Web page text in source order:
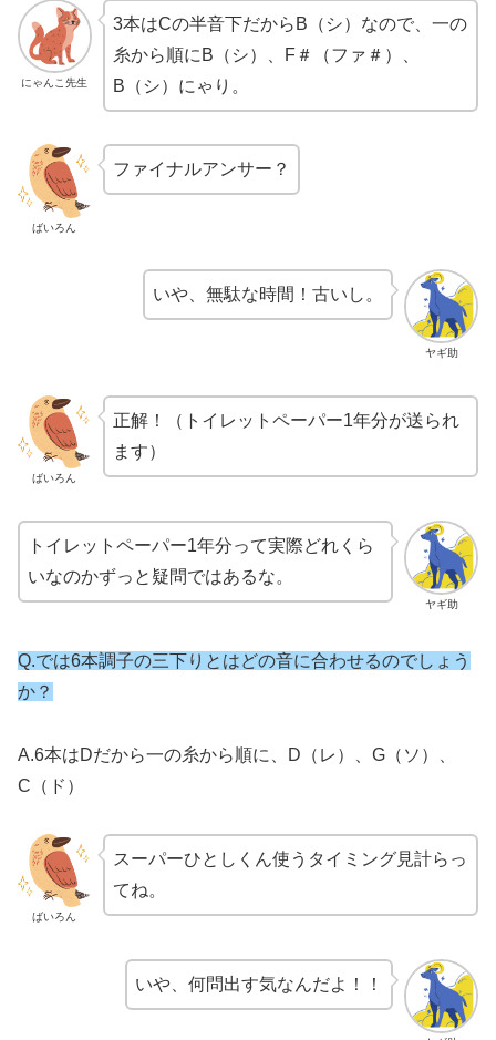
にゃんこ先生
3本はCの半音下だからB（シ）なので、一の
糸から順にB（シ）、F＃（ファ＃）、
B（シ）にゃり。
ばいろん
ファイナルアンサー？
ヤギ助
いや、無駄な時間！古いし。
ばいろん
正解！（トイレットペーパー1年分が送られ
ます）
ヤギ助
トイレットペーパー1年分って実際どれくら
いなのかずっと疑問ではあるな。
Q.では6本調子の三下りとはどの音に合わせるのでしょう
か？
A.6本はDだから一の糸から順に、D（レ）、G（ソ）、
C（ド）
ばいろん
スーパーひとしくん使うタイミング見計らっ
てね。
いや、何問出す気なんだよ！！